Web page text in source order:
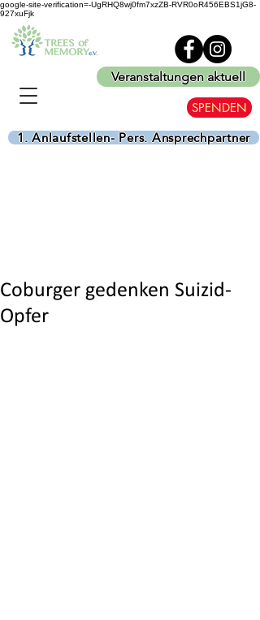
google-site-verification=-UgRHQ8wj0fm7xzZB-RVR0oR456EBS1jG8-
927xuFjk
SPENDEN
Veranstaltungen aktuell
1. Anlaufstellen- Pers. Ansprechpartner
Coburger gedenken Suizid-
Opfer